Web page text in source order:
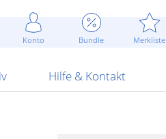
Konto Bundle Merkliste
Attrappen Blitzschnell...
Sommerpreise
ARS Pirotecnia
Hilfe & Kontakt
Kontaktformular
AGB